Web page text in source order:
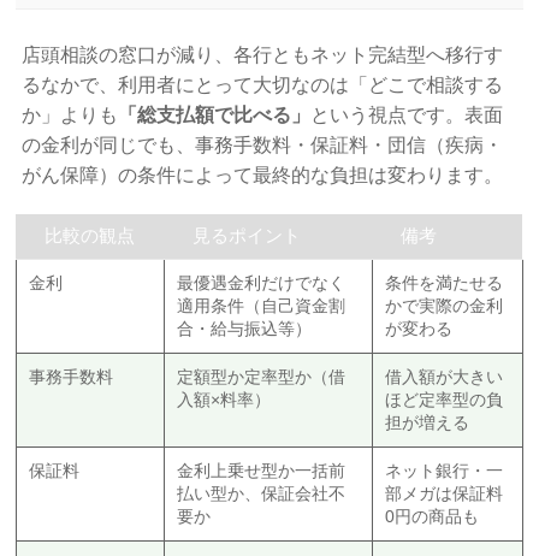
店頭相談の窓口が減り、各行ともネット完結型へ移行す
るなかで、利用者にとって大切なのは「どこで相談する
か」よりも
「総支払額で比べる」
という視点です。表面
の金利が同じでも、事務手数料・保証料・団信（疾病・
がん保障）の条件によって最終的な負担は変わります。
比較の観点 見るポイント 備考
金利
最優遇金利だけでなく
適用条件（自己資金割
合・給与振込等）
条件を満たせる
かで実際の金利
が変わる
事務手数料
定額型か定率型か（借
入額×料率）
借入額が大きい
ほど定率型の負
担が増える
保証料
金利上乗せ型か一括前
払い型か、保証会社不
要か
ネット銀行・一
部メガは保証料
0円の商品も